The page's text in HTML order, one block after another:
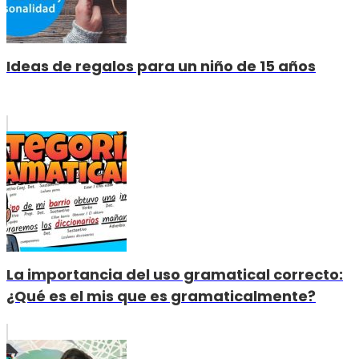
Ideas de regalos para un niño de 15 años
La importancia del uso gramatical correcto:
¿Qué es el mis que es gramaticalmente?